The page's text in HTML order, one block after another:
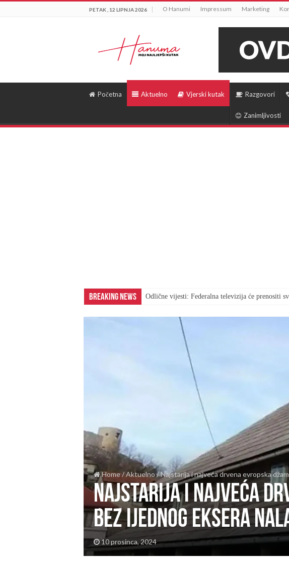
PETAK , 12 LIPNJA 2026 O Hanumi Impressum Marketing
Početna Aktuelno Vjerski kutak Razgovori
Zanimljivosti
Breaking News Odlične vijesti: Federalna televizija će prenositi
Home/Aktuelno /Najstarija i najveća drvena evropska
Najstarija i najveća
bez ijednog eksera
10 prosinca, 2024